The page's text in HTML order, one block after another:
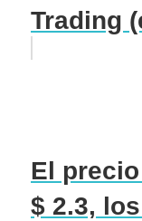
Trading
El
$ 2.3,